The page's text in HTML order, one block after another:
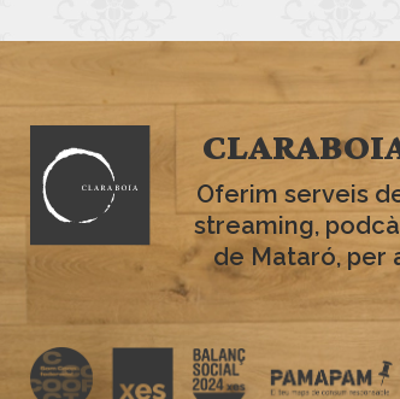
Oferim serveis
streaming,
de Mataró, per